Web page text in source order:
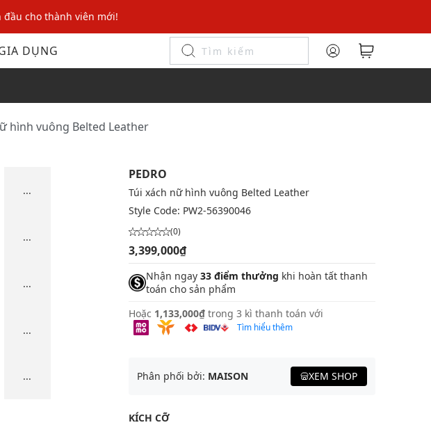
đầu cho thành viên mới!
thanh toán trực tuyến
đầu cho thành viên mới!
DỤNG
hình vuông Belted Leather
...
...
...
...
...
PEDRO
Túi xách nữ hình vuông Belted Leather
Style Code: PW2-56390046
(0)
3,399,000₫
Nhận ngay 33 điểm thưởng khi hoàn tất thanh
toán cho sản phẩm
Hoặc 1,133,000₫ trong 3 kì thanh toán với
Tìm hiểu thêm
Phân phối bởi: MAISON XEM SHOP
KÍCH CỠ